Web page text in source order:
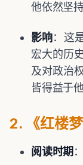
他依然坚
影响：这
宏大的历
及对政治
皆得益于
2. 《红楼梦
阅读时期